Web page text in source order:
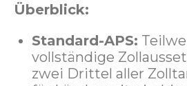
Überblick:
Standard-APS:
vollständige
zwei Drittel aller